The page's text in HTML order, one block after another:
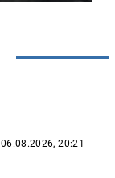
06.08.2026, 20:21